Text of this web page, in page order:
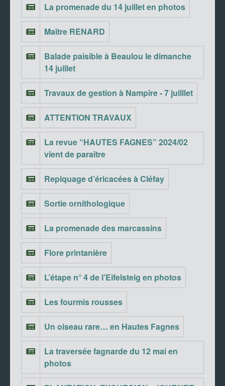
La promenade du 14 juillet en photos
Maître RENARD
Balade paisible à Beaulou le dimanche
14 juillet
Travaux de gestion à Nampîre - 7 juilllet
ATTENTION TRAVAUX
La revue “HAUTES FAGNES” 2024/02
vient de paraître
Repiquage d’éricacées à Cléfay
Sortie ornithologique
La promenade des marcassins
Flore printanière
L’étape n° 4 de l’Eifelsteig en photos
Les fourmis rousses
Un oiseau rare… en Hautes Fagnes
La traversée fagnarde du 12 mai en
photos